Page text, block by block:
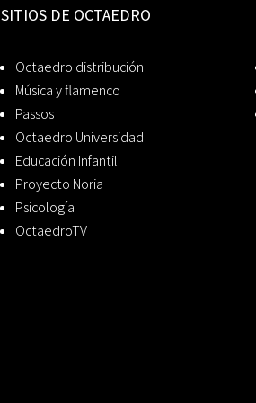
SITIOS DE OCTAEDRO
Octaedro distribución
Música y flamenco
Passos
Octaedro Universidad
Educación Infantil
Proyecto Noria
Psicología
OctaedroTV